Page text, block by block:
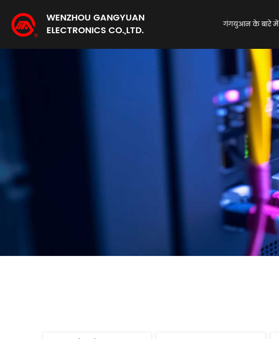
WENZHOU GANGYUAN
ELECTRONICS CO.,LTD.
गंगयुआन के बारे में